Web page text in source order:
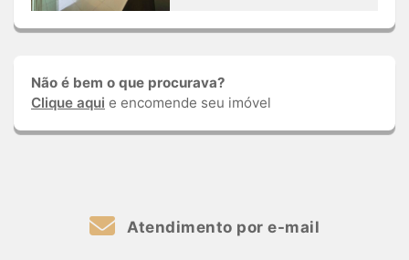
Não é bem o que procurava?
Clique aqui e encomende seu imóvel
Atendimento por e-mail